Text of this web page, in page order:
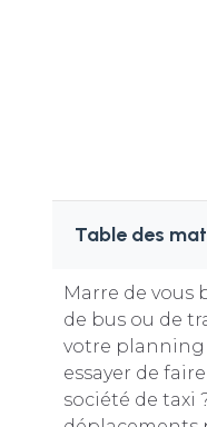
Table des
Marre de vous
de bus ou de
votre planning
essayer de
société de taxi